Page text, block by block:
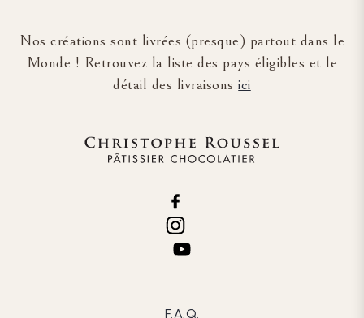
Nos créations sont livrées (presque) partout dans le
Monde ! Retrouvez la liste des pays éligibles et le
détail des livraisonsici
F.A.Q.